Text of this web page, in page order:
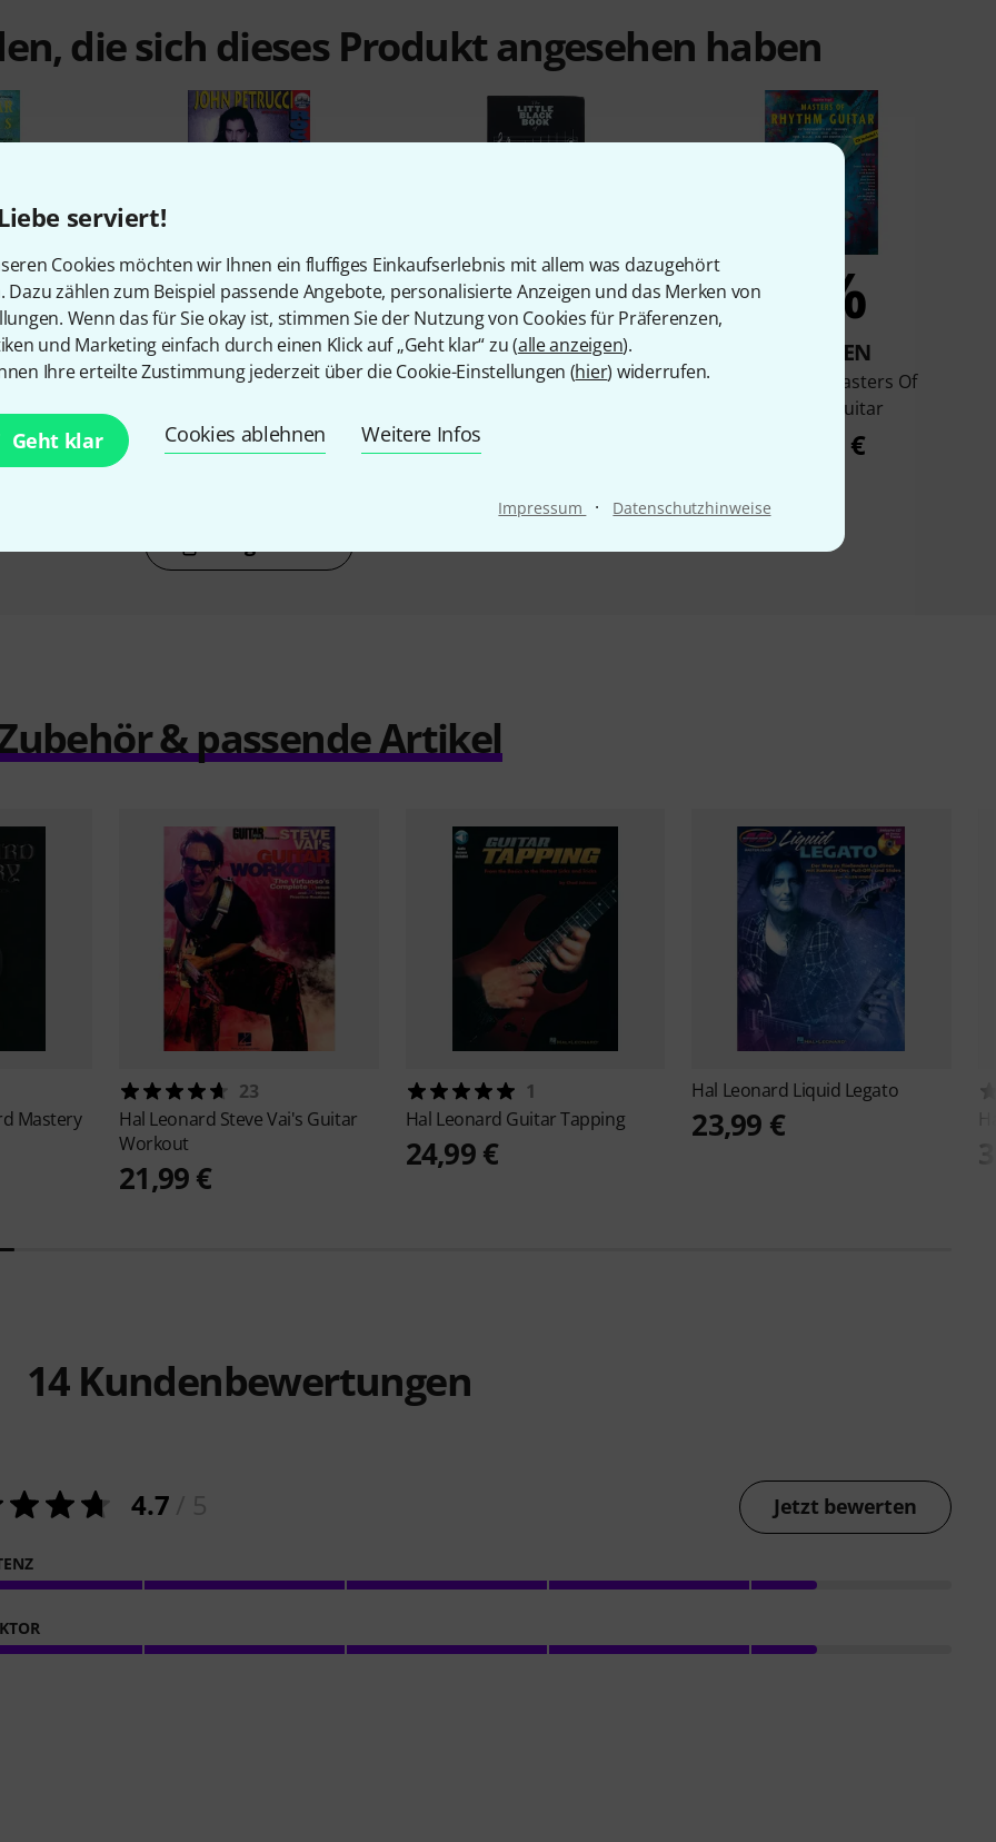
serviert!
Cookies möchten wir Ihnen ein fluffiges Einkaufserlebnis mit allem was dazugehört
Dazu zählen zum Beispiel passende Angebote, personalisierte Anzeigen und das Merken von
Wenn das für Sie okay ist, stimmen Sie der Nutzung von Cookies für Präferenzen,
und Marketing einfach durch einen Klick auf „Geht klar“ zu (alle anzeigen).
Ihre erteilte Zustimmung jederzeit über die Cookie-Einstellungen (hier) widerrufen.
Geht klar Cookies ablehnen Weitere Infos
Impressum · Datenschutzhinweise
die sich dieses Produkt angesehen haben
Guitar
6%
KAUFTEN
Alfred Music Publishing Rock
33,95 €
5%
KAUFTEN
Wise Publications Little Black
5%
KAUFTEN
AMA Verlag Masters Of
Rhythm Guitar
29,90 €
& passende Artikel
Mastery
23
Hal Leonard Steve Vai's Guitar
Workout
21,99 €
1
Hal Leonard Guitar Tapping
24,99 €
Hal Leonard Liquid Legato
23,99 €
14Kundenbewertungen
4.7 Jetzt bewerten